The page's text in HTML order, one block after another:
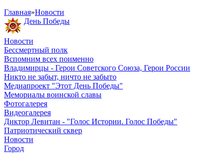
Главная»Новости
День Победы
Новости
Бессмертный полк
Вспомним всех поименно
Владимирцы - Герои Советского Союза, Герои России
Никто не забыт, ничто не забыто
Медиапроект "Этот День Победы"
Мемориалы воинской славы
Фотогалерея
Видеогалерея
Диктор Левитан - "Голос Истории. Голос Победы"
Патриотический сквер
Новости
Город